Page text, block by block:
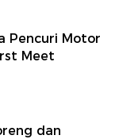
Pencuri Motor
Meet
dan